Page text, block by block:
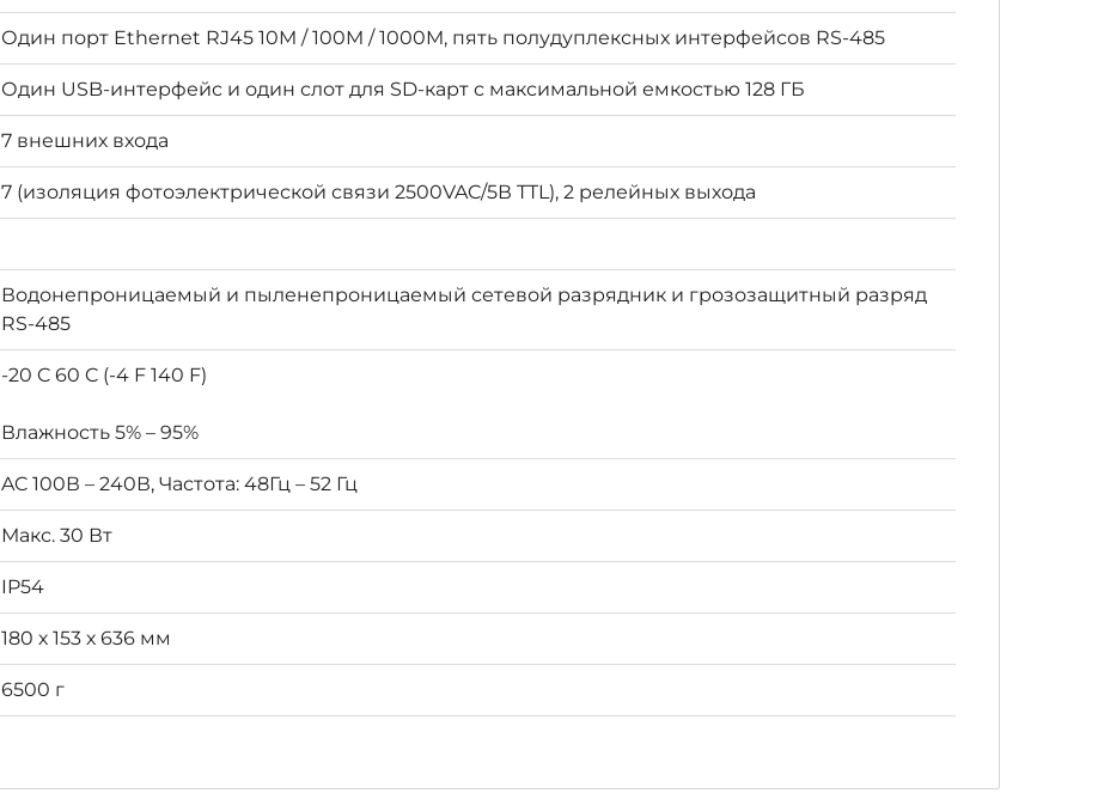
Один порт Ethernet RJ45 10M / 100M / 1000M, пять полудуплексных интерфейсов RS-485
Один USB-интерфейс и один слот для SD-карт с максимальной емкостью 128 ГБ
7 внешних входа
7 (изоляция фотоэлектрической связи 2500VAC/5В TTL), 2 релейных выхода
Водонепроницаемый и пыленепроницаемый сетевой разрядник и грозозащитный разряд
RS-485
-20 C 60 C (-4 F 140 F)
Влажность 5% – 95%
AC 100В – 240В, Частота: 48Гц – 52 Гц
Макс. 30 Вт
IP54
180 х 153 х 636 мм
6500 г